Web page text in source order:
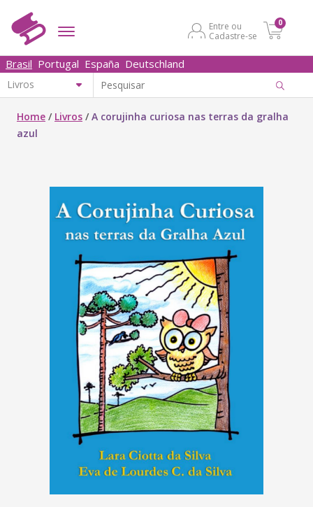
Entre ou
Cadastre-se
0
Brasil Portugal España Deutschland
Home / Livros /A corujinha curiosa nas terras da gralha
azul